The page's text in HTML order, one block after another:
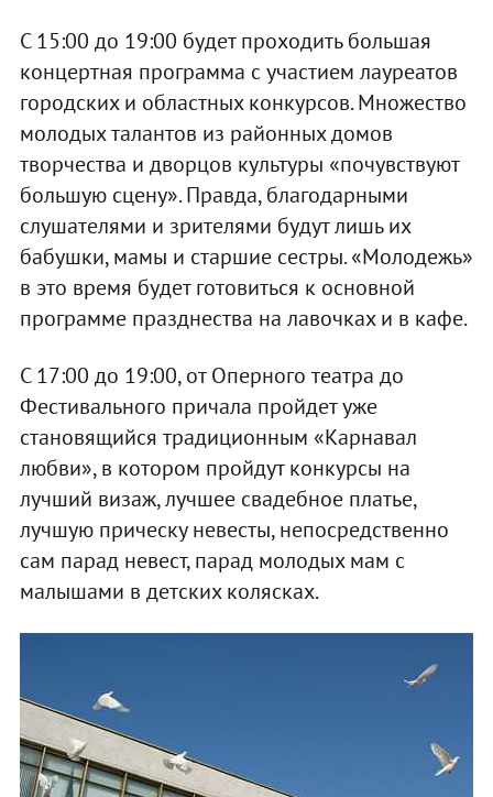
С 15:00 до 19:00 будет проходить большая
концертная программа с участием лауреатов
городских и областных конкурсов. Множество
молодых талантов из районных домов
творчества и дворцов культуры «почувствуют
большую сцену». Правда, благодарными
слушателями и зрителями будут лишь их
бабушки, мамы и старшие сестры. «Молодежь»
в это время будет готовиться к основной
программе празднества на лавочках и в кафе.
С 17:00 до 19:00, от Оперного театра до
Фестивального причала пройдет уже
становящийся традиционным «Карнавал
любви», в котором пройдут конкурсы на
лучший визаж, лучшее свадебное платье,
лучшую прическу невесты, непосредственно
сам парад невест, парад молодых мам с
малышами в детских колясках.